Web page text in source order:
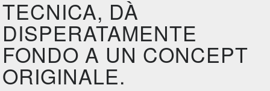
TECNICA, DÀ
DISPERATAMENTE
FONDO A UN CONCEPT
ORIGINALE.